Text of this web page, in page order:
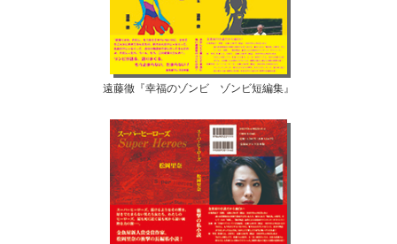
遠藤徹『幸福のゾンビ ゾンビ短編集』